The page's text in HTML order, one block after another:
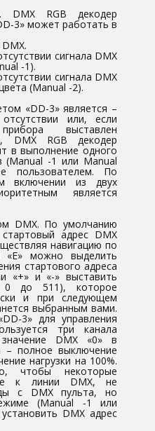
RGB декодер
3» может работать в
сигнала DMX
-1).
сигнала DMX
(Manual -2).
«DD-3» является –
или, если
выставлен
DMX RGB декодер
в выполнение одного
(Manual -1 или Manual
пользователем. По
включении из двух
является
DMX. По умолчанию
адрес DMX
навигацию по
«Е» можно выделить
стартового адреса
«+» и «-» выставить
0 до 511), которое
и при следующем
выбранным вами.
3» для управления
три канала
DMX «0» в
– полное выключение
нагрузки на 100%.
чтобы некоторые
к линии DMX, не
с DMX пульта, но
(Manual -1 или
DMX адрес